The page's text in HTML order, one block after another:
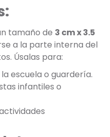
tamaño de 3 cm x 3.5
a la parte interna del
Úsalas para:
escuela o guardería.
infantiles o